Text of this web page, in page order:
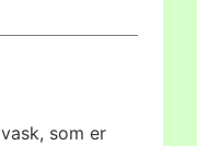
som er